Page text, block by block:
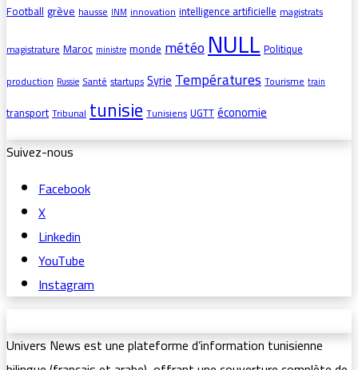
Footballgrèvehausse INM innovationintelligence artificiellemagistrats
magistratureMaroc ministre mondemétéoNULLPolitique
production Russie SantéstartupsSyrieTempératuresTourisme train
transportTribunaltunisieTunisiensUGTTéconomie
Suivez-nous
Facebook
X
Linkedin
YouTube
Instagram
Univers News est une plateforme d’information tunisienne